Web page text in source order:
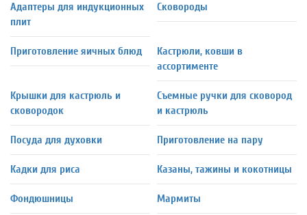
Адаптеры для индукционных
плит
Сковороды
Приготовление яичных блюд
Кастрюли, ковши в
ассортименте
Крышки для кастрюль и
сковородок
Съемные ручки для сковород
и кастрюль
Посуда для духовки Приготовление на пару
Кадки для риса Казаны, тажины и кокотницы
Фондюшницы Мармиты